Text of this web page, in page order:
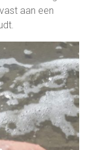
aan een